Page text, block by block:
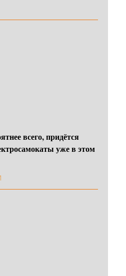
всего, придётся
уже в этом